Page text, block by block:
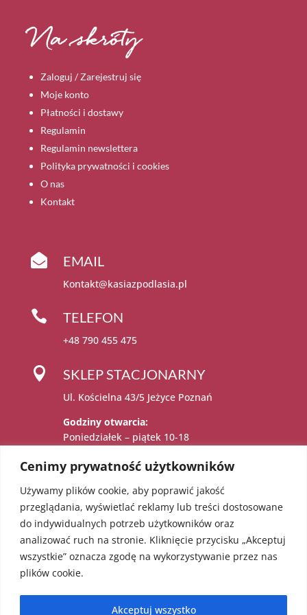
Cenimy prywatność użytkowników
Używamy plików cookie, aby poprawić jakość
przeglądania, wyświetlać reklamy lub treści dostosowane
do indywidualnych potrzeb użytkowników oraz
analizować ruch na stronie. Kliknięcie przycisku „Akceptuj
wszystkie” oznacza zgodę na wykorzystywanie przez nas
plików cookie.
Akceptuj wszystko
Na skróty
Zaloguj / Zarejestruj się
Moje konto
Płatności i dostawy
Regulamin
Regulamin newslettera
Polityka prywatności i cookies
O nas
Kontakt
 EMAIL
Kontakt@kasiazpodlasia.pl
 TELEFON
+48 790 455 475
 SKLEP STACJONARNY
Ul. Kościelna 43/5 Jeżyce Poznań
Godziny otwarcia:
Poniedziałek – piątek 10-18

Administratorem danych osobowych jest:
Katarzyna Sadowska – Karolczak prowadzący
działalność gospodarczą pod firmą EcoAngel
Katarzyna Sadowska – Karolczak pod adresem
os. Bolesława Chrobrego 36/18, 60-681
Poznań. NIP: 5451623303 REGON: 052241855